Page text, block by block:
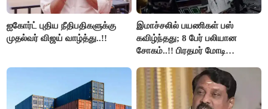
ஐகோர்ட் புதிய நீதிபதிகளுக்கு
முதல்வர் விஜய் வாழ்த்து..!!
இமாச்சலில் பயணிகள் பஸ்
கவிழ்ந்தது; 8 பேர் பலியான
சோகம்..!! பிரதமர் மோடி